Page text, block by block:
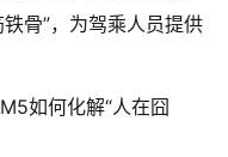
骨”，为驾乘人员提供